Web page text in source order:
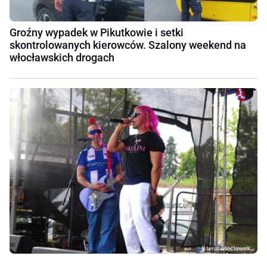
Groźny wypadek w Pikutkowie i setki
skontrolowanych kierowców. Szalony weekend na
włocławskich drogach